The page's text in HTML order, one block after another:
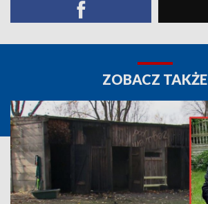
ZOBACZ TAKŻE